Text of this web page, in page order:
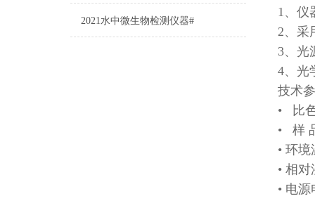
2021水中微生物检测仪器#
1、仪
2、采
3、光
4、光
技术
• 比
• 样
• 环
• 相
• 电